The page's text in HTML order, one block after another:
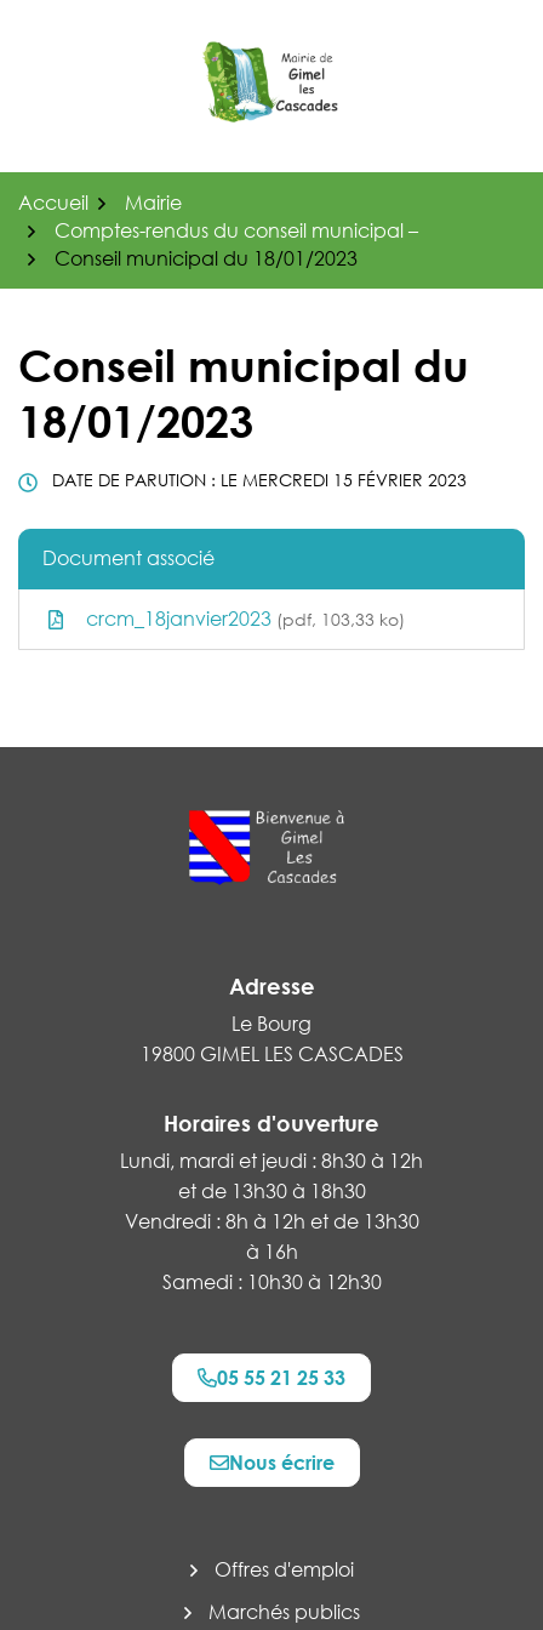
Accueil
Mairie
Comptes-rendus du conseil municipal –
Conseil municipal du 18/01/2023
Conseil municipal du
18/01/2023
DATE DE PARUTION : LE MERCREDI 15 FÉVRIER 2023
Document associé
crcm_18janvier2023 (pdf, 103,33 ko)
Adresse
Le Bourg
19800 GIMEL LES CASCADES
Horaires d'ouverture
Lundi, mardi et jeudi : 8h30 à 12h
et de 13h30 à 18h30
Vendredi : 8h à 12h et de 13h30
à 16h
Samedi : 10h30 à 12h30
05 55 21 25 33
Nous écrire
Offres d'emploi
Marchés publics